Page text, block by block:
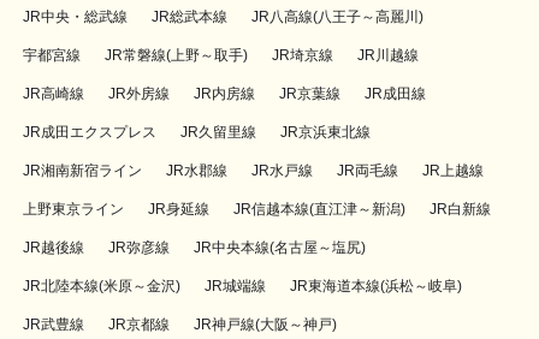
JR中央・総武線 JR総武本線 JR八高線(八王子～高麗川)
宇都宮線 JR常磐線(上野～取手) JR埼京線 JR川越線
JR高崎線 JR外房線 JR内房線 JR京葉線 JR成田線
JR成田エクスプレス JR久留里線 JR京浜東北線
JR湘南新宿ライン JR水郡線 JR水戸線 JR両毛線 JR上越線
上野東京ライン JR身延線 JR信越本線(直江津～新潟) JR白新線
JR越後線 JR弥彦線 JR中央本線(名古屋～塩尻)
JR北陸本線(米原～金沢) JR城端線 JR東海道本線(浜松～岐阜)
JR武豊線 JR京都線 JR神戸線(大阪～神戸)